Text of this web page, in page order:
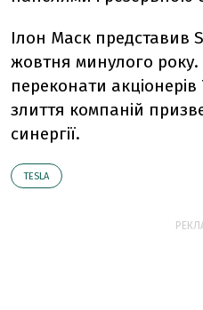
Ілон Маск представив
жовтня минулого
переконати
злиття компаній
синергії.
TESLA